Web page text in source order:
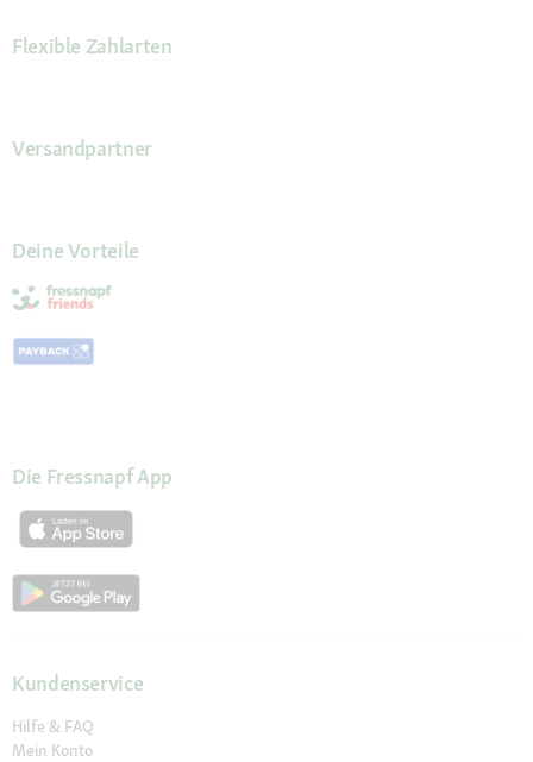
Flexible Zahlarten
Versandpartner
Deine Vorteile
Die Fressnapf App
Kundenservice
Hilfe & FAQ
Mein Konto